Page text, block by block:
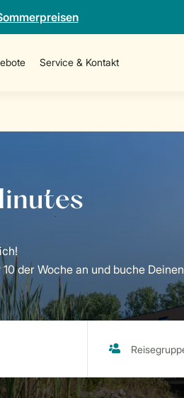
Service & Kontakt
der Woche an und buche Deinen